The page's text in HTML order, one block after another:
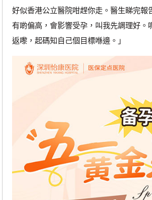
好似香港公立醫院咁趕你走。醫生睇完報
有啲偏高，會影響受孕，叫我先調理好。
返嚟，起碼知自己個目標喺邊。」